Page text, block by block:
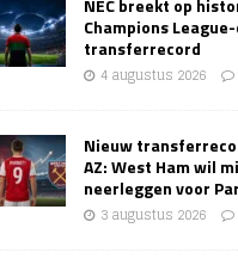
NEC breekt op
Champions
transferrecord
4 augustus 2026
Nieuw
AZ: West Ham wil
neerleggen voor
3 augustus 2026